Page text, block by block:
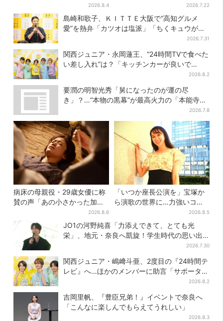
喜「こんな登場シーンとは」
2026.8.4
噂した、3人目の謀反人【豊臣
兄弟】
2026.7.22
島崎和歌子、ＫＩＴＴＥ大阪で“高知グルメ
愛”を熱弁「カツオは塩派」「ちくキュウがお
2026.7.31
関西ジュニア・永岡蓮王、“24時間TVで食べた
い差し入れ”は？「キッチンカーが良いで
2026.8.2
要潤の明智光秀「舅になったのが運の尽
き」？…“本物の黒幕”が最高火力の「本能寺」
2026.7.8
病床の母親役・29歳女優に称
賛の声「あの小さかった加恋
ちゃんが…」朝ドラ視聴者し
みじみ
2026.8.6
「いつか座長公演を」宝塚か
ら演歌の世界に…力強いコブ
シで聴かせる有沙瞳の目指す
道とは
2026.8.5
JO1の河野純喜「力添えできて、とても光
栄」、地元・奈良へ凱旋！学生時代の思い出
2026.7.30
関西ジュニア・嶋﨑斗亜、2度目の『24時間テ
レビ』へ…ほかのメンバーに助言「サポーター
2026.8.2
吉岡里帆、『豊臣兄弟！』イベントで奈良へ
「こんなに楽しんでもらえてうれしい」
2026.8.3